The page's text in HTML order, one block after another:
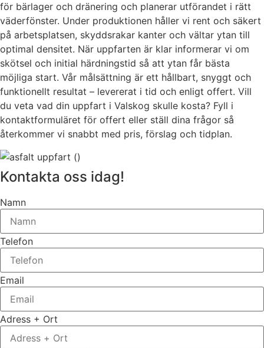
för bärlager och dränering och planerar utförandet i rätt
väderfönster. Under produktionen håller vi rent och säkert
på arbetsplatsen, skyddsrakar kanter och vältar ytan till
optimal densitet. När uppfarten är klar informerar vi om
skötsel och initial härdningstid så att ytan får bästa
möjliga start. Vår målsättning är ett hållbart, snyggt och
funktionellt resultat – levererat i tid och enligt offert. Vill
du veta vad din uppfart i Valskog skulle kosta? Fyll i
kontaktformuläret för offert eller ställ dina frågor så
återkommer vi snabbt med pris, förslag och tidplan.
Kontakta oss idag!
Namn
Telefon
Email
Adress + Ort